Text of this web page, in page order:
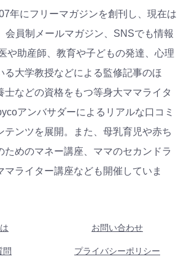
年にフリーマガジンを創刊し、現在は
会員制メールマガジン、SNSでも情報
や助産師、教育や子どもの発達、心理
る大学教授などによる監修記事のほ
士などの資格をもつ等身大ママライタ
アンバサダーによるリアルな口コミ
テンツを展開。また、母乳育児や赤ち
ためのマネー講座、ママのセカンドラ
マライター講座なども開催していま
お問い合わせ
問 プライバシーポリシー